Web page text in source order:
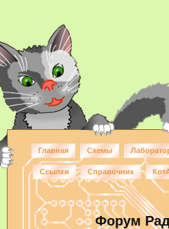
Главная Схемы
Ссылки Справочник
Форум